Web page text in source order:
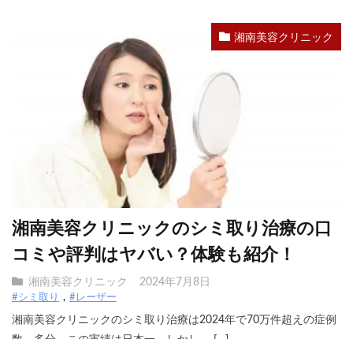
湘南美容クリニック
湘南美容クリニックのシミ取り治療の口
コミや評判はヤバい？体験も紹介！
湘南美容クリニック 2024年7月8日
#シミ取り #レーザー
湘南美容クリニックのシミ取り治療は2024年で70万件超えの症例